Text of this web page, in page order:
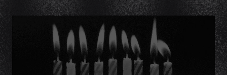
¿QUÉ ES ESTO?